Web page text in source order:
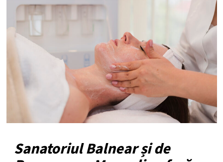
Sanatoriul Balnear și de